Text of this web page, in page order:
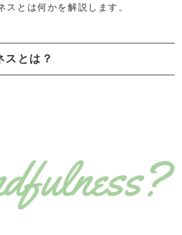
スとは何かを解説します。
スとは？